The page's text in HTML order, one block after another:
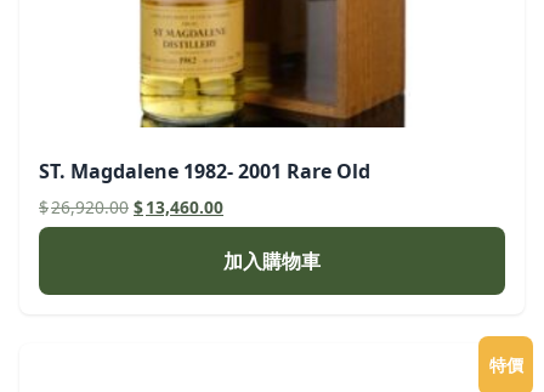
ST. Magdalene 1982- 2001 Rare Old
$26,920.00 原
始
$26,920.00。
$13,460.00目
前
價
格：
$13,460.00。
加入購物車
特價